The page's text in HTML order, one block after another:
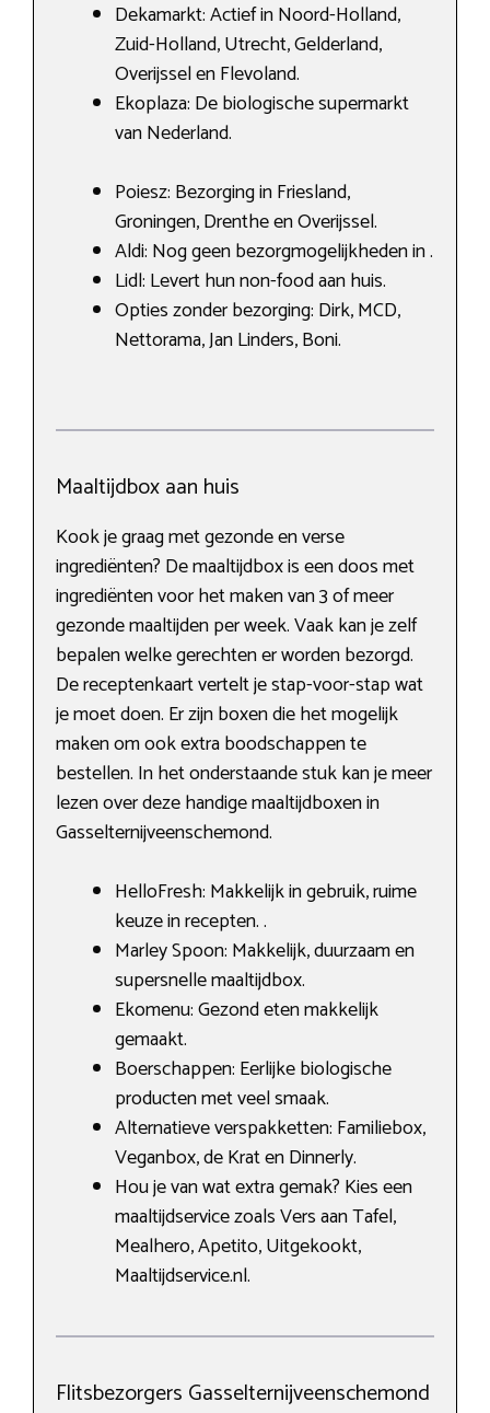
Dekamarkt: Actief in Noord-Holland,
Zuid-Holland, Utrecht, Gelderland,
Overijssel en Flevoland.
Ekoplaza: De biologische supermarkt
van Nederland.
Poiesz: Bezorging in Friesland,
Groningen, Drenthe en Overijssel.
Aldi: Nog geen bezorgmogelijkheden in .
Lidl: Levert hun non-food aan huis.
Opties zonder bezorging: Dirk, MCD,
Nettorama, Jan Linders, Boni.
Maaltijdbox aan huis
Kook je graag met gezonde en verse
ingrediënten? De maaltijdbox is een doos met
ingrediënten voor het maken van 3 of meer
gezonde maaltijden per week. Vaak kan je zelf
bepalen welke gerechten er worden bezorgd.
De receptenkaart vertelt je stap-voor-stap wat
je moet doen. Er zijn boxen die het mogelijk
maken om ook extra boodschappen te
bestellen. In het onderstaande stuk kan je meer
lezen over deze handige maaltijdboxen in
Gasselternijveenschemond.
HelloFresh: Makkelijk in gebruik, ruime
keuze in recepten. .
Marley Spoon: Makkelijk, duurzaam en
supersnelle maaltijdbox.
Ekomenu: Gezond eten makkelijk
gemaakt.
Boerschappen: Eerlijke biologische
producten met veel smaak.
Alternatieve verspakketten: Familiebox,
Veganbox, de Krat en Dinnerly.
Hou je van wat extra gemak? Kies een
maaltijdservice zoals Vers aan Tafel,
Mealhero, Apetito, Uitgekookt,
Maaltijdservice.nl.
Flitsbezorgers Gasselternijveenschemond